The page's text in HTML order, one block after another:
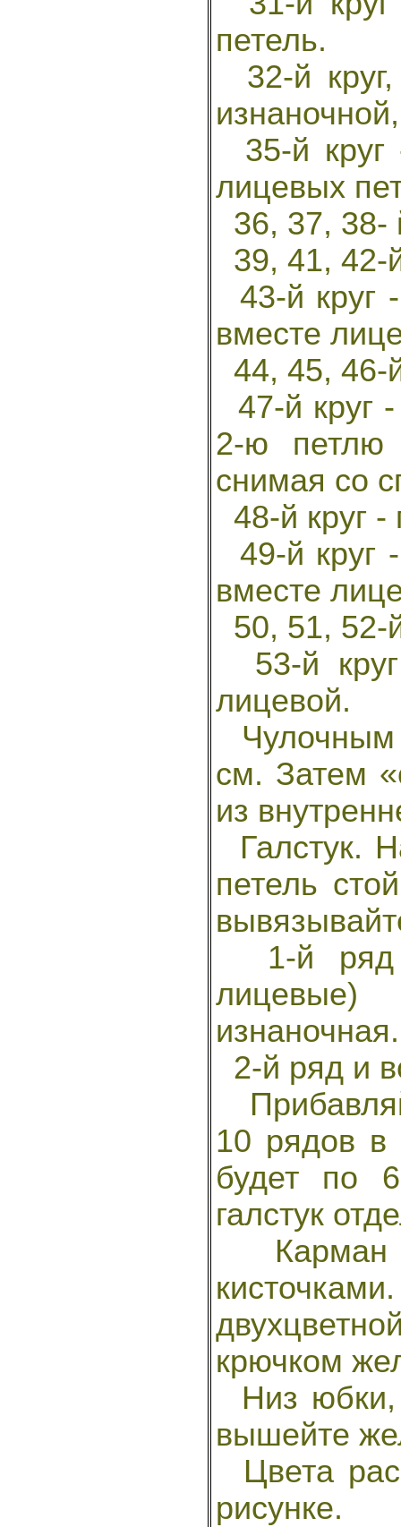
петель.
32-й
35-й круг
лицевых
36, 37, 38-
39, 41, 42-
43-й круг
вместе
44, 45, 46-
47-й круг
2-ю петлю
снимая со
48-й круг -
49-й круг
вместе
50, 51, 52-
53-й
лицевой.
Чулочным
см. Затем
из
Галстук.
петель
1-й ряд
изнаночная.
2-й ряд и
10 рядов в
будет по
галстук
Карман
крючком
Низ юбки,
вышейте
Цвета
рисунке.